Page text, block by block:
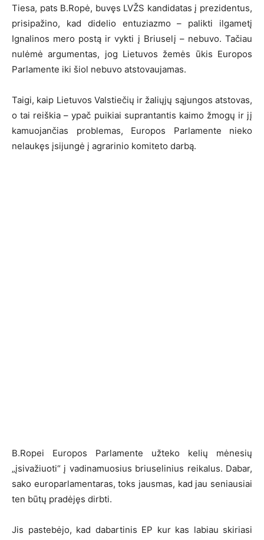
Tiesa, pats B.Ropė, buvęs LVŽS kandidatas į prezidentus,
prisipažino, kad didelio entuziazmo – palikti ilgametį
Ignalinos mero postą ir vykti į Briuselį – nebuvo. Tačiau
nulėmė argumentas, jog Lietuvos žemės ūkis Europos
Parlamente iki šiol nebuvo atstovaujamas.
Taigi, kaip Lietuvos Valstiečių ir žaliųjų sąjungos atstovas,
o tai reiškia – ypač puikiai suprantantis kaimo žmogų ir jį
kamuojančias problemas, Europos Parlamente nieko
nelaukęs įsijungė į agrarinio komiteto darbą.
B.Ropei Europos Parlamente užteko kelių mėnesių
„įsivažiuoti“ į vadinamuosius briuselinius reikalus. Dabar,
sako europarlamentaras, toks jausmas, kad jau seniausiai
ten būtų pradėjęs dirbti.
Jis pastebėjo, kad dabartinis EP kur kas labiau skiriasi